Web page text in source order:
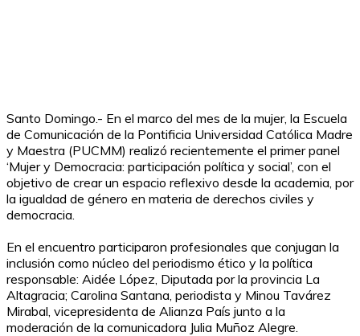
Santo Domingo.- En el marco del mes de la mujer, la Escuela
de Comunicación de la Pontificia Universidad Católica Madre
y Maestra (PUCMM) realizó recientemente el primer panel
‘Mujer y Democracia: participación política y social’, con el
objetivo de crear un espacio reflexivo desde la academia, por
la igualdad de género en materia de derechos civiles y
democracia.
En el encuentro participaron profesionales que conjugan la
inclusión como núcleo del periodismo ético y la política
responsable: ​​Aidée López, Diputada por la provincia La
Altagracia; Carolina Santana, periodista y Minou Tavárez
Mirabal, vicepresidenta de Alianza País junto a la
moderación de la comunicadora Julia Muñoz Alegre.